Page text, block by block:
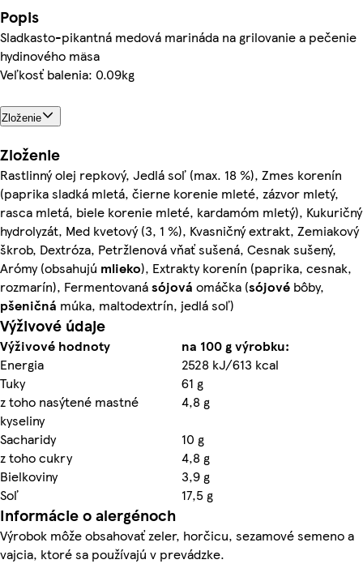
Popis
Sladkasto-pikantná medová marináda na grilovanie a pečenie
hydinového mäsa
Veľkosť balenia: 0.09kg
Zloženie
Zloženie
Rastlinný olej repkový, Jedlá soľ (max. 18 %), Zmes korenín
(paprika sladká mletá, čierne korenie mleté, zázvor mletý,
rasca mletá, biele korenie mleté, kardamóm mletý), Kukuričný
hydrolyzát, Med kvetový (3, 1 %), Kvasničný extrakt, Zemiakový
škrob, Dextróza, Petržlenová vňať sušená, Cesnak sušený,
Arómy (obsahujú mlieko), Extrakty korenín (paprika, cesnak,
rozmarín), Fermentovanásójová omáčka (sójové bôby,
pšeničná múka, maltodextrín, jedlá soľ)
Výživové údaje
Výživové hodnoty
na 100 g výrobku:
Energia
2528 kJ/613 kcal
Tuky
61 g
z toho nasýtené mastné
kyseliny
4,8 g
Sacharidy
10 g
z toho cukry
4,8 g
Bielkoviny
3,9 g
Soľ
17,5 g
Informácie o alergénoch
Výrobok môže obsahovať zeler, horčicu, sezamové semeno a
vajcia, ktoré sa používajú v prevádzke.